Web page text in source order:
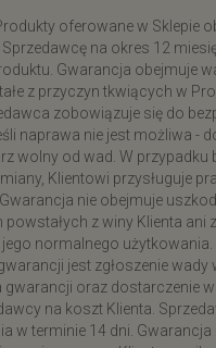
oferowane w Sklepie
na okres 12
Gwarancja obejmuje
z przyczyn tkwiących w
zobowiązuje się do
naprawa nie jest możliwa -
wolny od wad. W
Klientowi przysługuje
nie obejmuje
z winy Klienta ani
normalnego użytkowania.
jest zgłoszenie wady
oraz dostarczenie
na koszt Klienta.
w terminie 14 dni. Gwarancja